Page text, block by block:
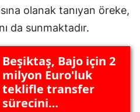
olanak tanıyan öreke,
da sunmaktadır.
Beşiktaş, Bajo için 2
milyon Euro'luk
teklifle transfer
sürecini